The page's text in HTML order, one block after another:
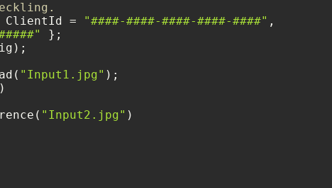
ClientId = "####-####-####-####-####" ,
"Input1.jpg"
"Input2.jpg" )